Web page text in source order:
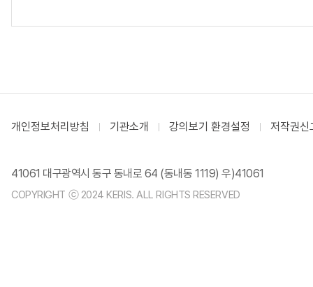
개인정보처리방침 기관소개 강의보기 환경설정 저작권신
41061 대구광역시 동구 동내로 64 (동내동 1119) 우)41061
COPYRIGHT ⓒ 2024 KERIS. ALL RIGHTS RESERVED